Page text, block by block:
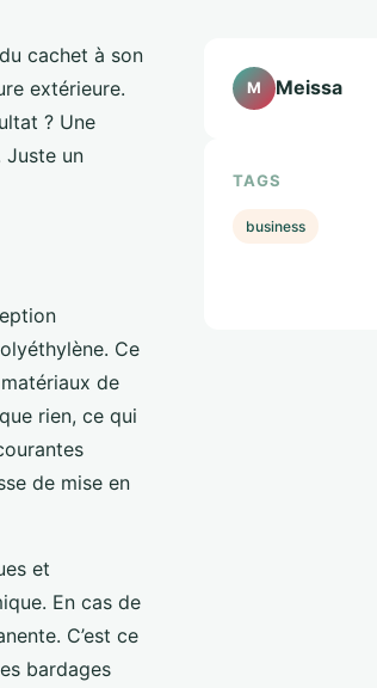
cachet à son
extérieure.
? Une
Juste un
Ce
de
rien, ce qui
de mise en
et
En cas de
C’est ce
bardages
M Meissa
TAGS
business